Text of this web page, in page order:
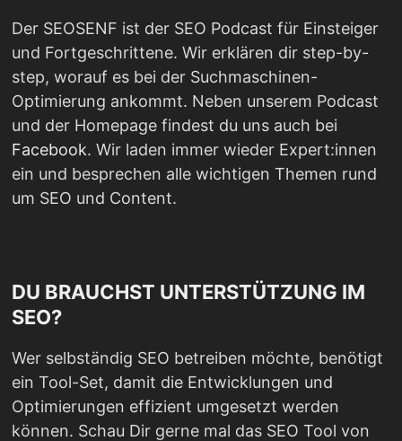
Der SEOSENF ist der SEO Podcast für Einsteiger
und Fortgeschrittene. Wir erklären dir step-by-
step, worauf es bei der Suchmaschinen-
Optimierung ankommt. Neben unserem Podcast
und der Homepage findest du uns auch bei
Facebook. Wir laden immer wieder Expert:innen
ein und besprechen alle wichtigen Themen rund
um SEO und Content.
DU BRAUCHST UNTERSTÜTZUNG IM
SEO?
Wer selbständig SEO betreiben möchte, benötigt
ein Tool-Set, damit die Entwicklungen und
Optimierungen effizient umgesetzt werden
können. Schau Dir gerne mal das SEO Tool von